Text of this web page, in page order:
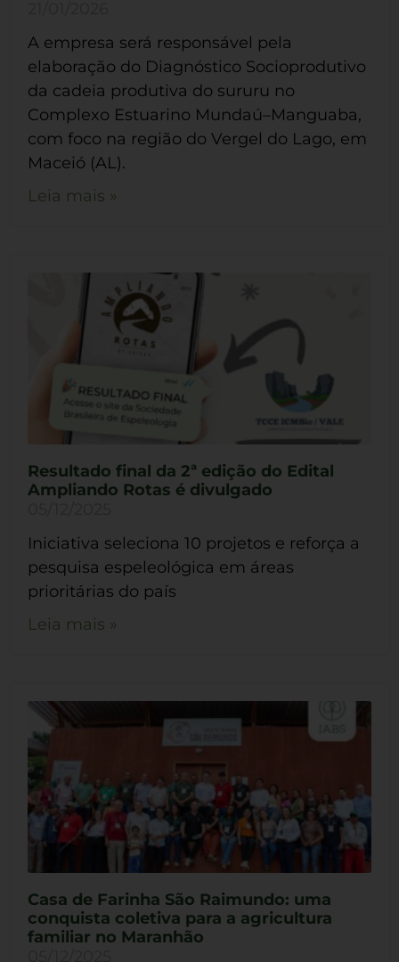
A empresa será responsável pela
elaboração do Diagnóstico Socioprodutivo
da cadeia produtiva do sururu no
Complexo Estuarino Mundaú–Manguaba,
com foco na região do Vergel do Lago, em
Maceió (AL).
Leia mais »
Resultado final da 2ª edição do Edital
Ampliando Rotas é divulgado
Iniciativa seleciona 10 projetos e reforça a
pesquisa espeleológica em áreas
prioritárias do país
Leia mais »
Casa de Farinha São Raimundo: uma
conquista coletiva para a agricultura
familiar no Maranhão